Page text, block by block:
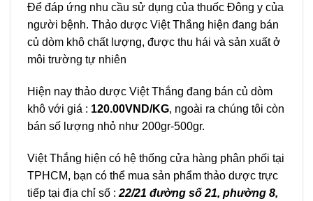
Để đáp ứng nhu cầu sử dụng của thuốc Đông y của
người bệnh. Thảo dược Việt Thắng hiện đang bán
củ dòm khô chất lượng, được thu hái và sản xuất ở
môi trường tự nhiên
Hiện nay thảo dược Việt Thắng đang bán củ dòm
khô với giá : 120.00VND/KG, ngoài ra chúng tôi còn
bán số lượng nhỏ như 200gr-500gr.
Việt Thắng hiện có hệ thống cửa hàng phân phối tại
TPHCM, bạn có thể mua sản phẩm thảo dược trực
tiếp tại địa chỉ số : 22/21 đường số 21, phường 8,